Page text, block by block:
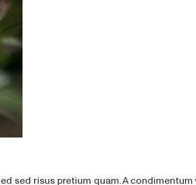
sed risus pretium quam. A